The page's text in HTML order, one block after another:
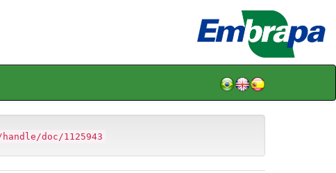
doc/1125943